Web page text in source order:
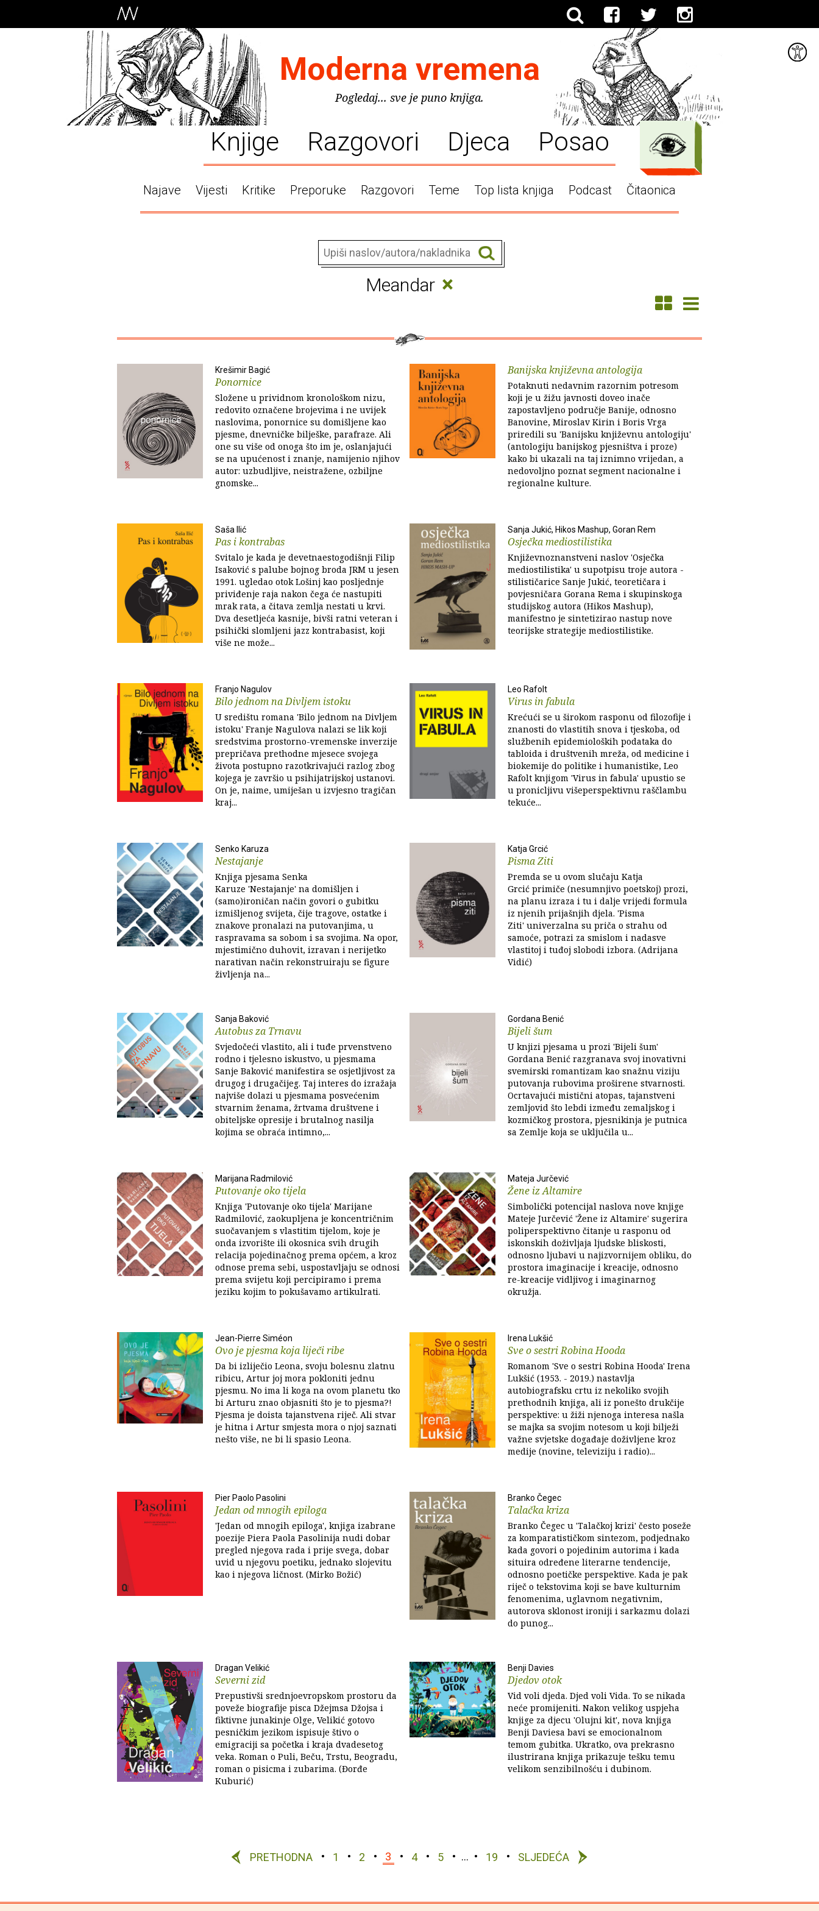
Moderna vremena
Pogledaj... sve je puno knjiga.
Knjige Razgovori Djeca Posao
Najave Vijesti Kritike Preporuke Razgovori Teme Top lista knjiga Podcast Čitaonica
Meandar ×
Krešimir Bagić
Ponornice
Složene u prividnom kronološkom nizu,
redovito označene brojevima i ne uvijek
naslovima, ponornice su domišljene kao
pjesme, dnevničke bilješke, parafraze. Ali
one su više od onoga što im je, oslanjajući
se na upućenost i znanje, namijenio njihov
autor: uzbudljive, neistražene, ozbiljne
gnomske...
Banijska književna antologija
Potaknuti nedavnim razornim potresom
koji je u žižu javnosti doveo inače
zapostavljeno područje Banije, odnosno
Banovine, Miroslav Kirin i Boris Vrga
priredili su 'Banijsku književnu antologiju'
(antologiju banijskog pjesništva i proze)
kako bi ukazali na taj iznimno vrijedan, a
nedovoljno poznat segment nacionalne i
regionalne kulture.
Saša Ilić
Pas i kontrabas
Svitalo je kada je devetnaestogodišnji Filip
Isaković s palube bojnog broda JRM u jesen
1991. ugledao otok Lošinj kao posljednje
priviđenje raja nakon čega će nastupiti
mrak rata, a čitava zemlja nestati u krvi.
Dva desetljeća kasnije, bivši ratni veteran i
psihički slomljeni jazz kontrabasist, koji
više ne može...
Sanja Jukić, Hikos Mashup, Goran Rem
Osječka mediostilistika
Književnoznanstveni naslov 'Osječka
mediostilistika' u supotpisu troje autora -
stilističarice Sanje Jukić, teoretičara i
povjesničara Gorana Rema i skupinskoga
studijskog autora (Hikos Mashup),
manifestno je sintetizirao nastup nove
teorijske strategije mediostilistike.
Franjo Nagulov
Bilo jednom na Divljem istoku
U središtu romana 'Bilo jednom na Divljem
istoku' Franje Nagulova nalazi se lik koji
sredstvima prostorno-vremenske inverzije
prepričava prethodne mjesece svojega
života postupno razotkrivajući razlog zbog
kojega je završio u psihijatrijskoj ustanovi.
On je, naime, umiješan u izvjesno tragičan
kraj...
Leo Rafolt
Virus in fabula
Krećući se u širokom rasponu od filozofije i
znanosti do vlastitih snova i tjeskoba, od
službenih epidemioloških podataka do
tabloida i društvenih mreža, od medicine i
biokemije do politike i humanistike, Leo
Rafolt knjigom 'Virus in fabula' upustio se
u pronicljivu višeperspektivnu raščlambu
tekuće...
Senko Karuza
Nestajanje
Knjiga pjesama Senka
Karuze 'Nestajanje' na domišljen i
(samo)ironičan način govori o gubitku
izmišljenog svijeta, čije tragove, ostatke i
znakove pronalazi na putovanjima, u
raspravama sa sobom i sa svojima. Na opor,
mjestimično duhovit, izravan i nerijetko
narativan način rekonstruiraju se figure
življenja na...
Katja Grcić
Pisma Ziti
Premda se u ovom slučaju Katja
Grcić primiče (nesumnjivo poetskoj) prozi,
na planu izraza i tu i dalje vrijedi formula
iz njenih prijašnjih djela. 'Pisma
Ziti' univerzalna su priča o strahu od
samoće, potrazi za smislom i nadasve
vlastitoj i tuđoj slobodi izbora. (Adrijana
Vidić)
Sanja Baković
Autobus za Trnavu
Svjedočeći vlastito, ali i tuđe prvenstveno
rodno i tjelesno iskustvo, u pjesmama
Sanje Baković manifestira se osjetljivost za
drugog i drugačijeg. Taj interes do izražaja
najviše dolazi u pjesmama posvećenim
stvarnim ženama, žrtvama društvene i
obiteljske opresije i brutalnog nasilja
kojima se obraća intimno,...
Gordana Benić
Bijeli šum
U knjizi pjesama u prozi 'Bijeli šum'
Gordana Benić razgranava svoj inovativni
svemirski romantizam kao snažnu viziju
putovanja rubovima proširene stvarnosti.
Ocrtavajući mistični atopas, tajanstveni
zemljovid što lebdi između zemaljskog i
kozmičkog prostora, pjesnikinja je putnica
sa Zemlje koja se uključila u...
Marijana Radmilović
Putovanje oko tijela
Knjiga 'Putovanje oko tijela' Marijane
Radmilović, zaokupljena je koncentričnim
suočavanjem s vlastitim tijelom, koje je
onda izvorište ili okosnica svih drugih
relacija pojedinačnog prema općem, a kroz
odnose prema sebi, uspostavljaju se odnosi
prema svijetu koji percipiramo i prema
jeziku kojim to pokušavamo artikulrati.
Mateja Jurčević
Žene iz Altamire
Simbolički potencijal naslova nove knjige
Mateje Jurčević 'Žene iz Altamire' sugerira
poliperspektivno čitanje u rasponu od
iskonskih doživljaja ljudske bliskosti,
odnosno ljubavi u najizvornijem obliku, do
prostora imaginacije i kreacije, odnosno
re-kreacije vidljivog i imaginarnog
okružja.
Jean-Pierre Siméon
Ovo je pjesma koja liječi ribe
Da bi izliječio Leona, svoju bolesnu zlatnu
ribicu, Artur joj mora pokloniti jednu
pjesmu. No ima li koga na ovom planetu tko
bi Arturu znao objasniti što je to pjesma?!
Pjesma je doista tajanstvena riječ. Ali stvar
je hitna i Artur smjesta mora o njoj saznati
nešto više, ne bi li spasio Leona.
Irena Lukšić
Sve o sestri Robina Hooda
Romanom 'Sve o sestri Robina Hooda' Irena
Lukšić (1953. - 2019.) nastavlja
autobiografsku crtu iz nekoliko svojih
prethodnih knjiga, ali iz ponešto drukčije
perspektive: u žiži njenoga interesa našla
se majka sa svojim notesom u koji bilježi
važne svjetske događaje doživljene kroz
medije (novine, televiziju i radio)...
Pier Paolo Pasolini
Jedan od mnogih epiloga
'Jedan od mnogih epiloga', knjiga izabrane
poezije Piera Paola Pasolinija nudi dobar
pregled njegova rada i prije svega, dobar
uvid u njegovu poetiku, jednako slojevitu
kao i njegova ličnost. (Mirko Božić)
Branko Čegec
Talačka kriza
Branko Čegec u 'Talačkoj krizi' često poseže
za komparatističkom sintezom, podjednako
kada govori o pojedinim autorima i kada
situira određene literarne tendencije,
odnosno poetičke perspektive. Kada je pak
riječ o tekstovima koji se bave kulturnim
fenomenima, uglavnom negativnim,
autorova sklonost ironiji i sarkazmu dolazi
do punog...
Dragan Velikić
Severni zid
Prepustivši srednjoevropskom prostoru da
poveže biografije pisca Džejmsa Džojsa i
fiktivne junakinje Olge, Velikić gotovo
pesničkim jezikom ispisuje štivo o
emigraciji sa početka i kraja dvadesetog
veka. Roman o Puli, Beču, Trstu, Beogradu,
roman o pisicma i zubarima. (Đorđe
Kuburić)
Benji Davies
Djedov otok
Vid voli djeda. Djed voli Vida. To se nikada
neće promijeniti. Nakon velikog uspjeha
knjige za djecu 'Olujni kit', nova knjiga
Benji Daviesa bavi se emocionalnom
temom gubitka. Ukratko, ova prekrasno
ilustrirana knjiga prikazuje tešku temu
velikom senzibilnošću i dubinom.
PRETHODNA 1 2 3 4 5 … 19 SLJEDEĆA